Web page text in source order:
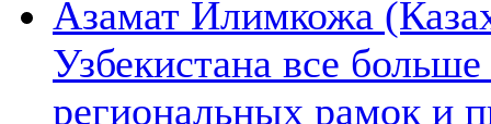
Азамат Илимкожа
Узбекистана все
региональных рамок и